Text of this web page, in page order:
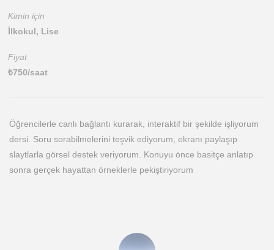
Kimin için
İlkokul, Lise
Fiyat
₺750/saat
Öğrencilerle canlı bağlantı kurarak, interaktif bir şekilde işliyorum
dersi. Soru sorabilmelerini teşvik ediyorum, ekranı paylaşıp
slaytlarla görsel destek veriyorum. Konuyu önce basitçe anlatıp
sonra gerçek hayattan örneklerle pekiştiriyorum